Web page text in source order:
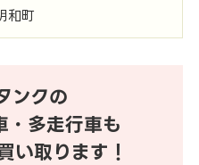
和町
ンクの
・多走行車も
い取ります！